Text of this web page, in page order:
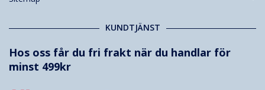
KUNDTJÄNST
Hos oss får du fri frakt när du handlar för
minst 499kr